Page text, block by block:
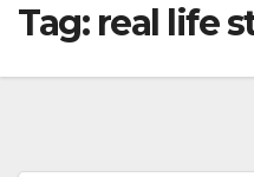
Tag: real life